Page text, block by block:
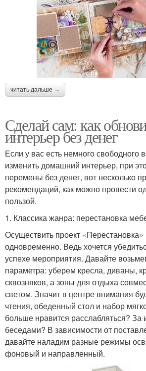
читать дальше →
Сделай сам: как
интерьер без денег
Если у вас есть немного свободного
изменить домашний интерьер, при
перемены без денег, вот несколько
рекомендаций, как можно провести
пользой.
1. Классика жанра: перестановка
Осуществить проект «Перестановка»
одновременно. Ведь хочется
успехе мероприятия. Давайте
параметра: уберем кресла, диваны,
сквозняков, а зоны для отдыха
светом. Значит в центре внимания
чтения, обеденный стол и набор
больше нравится расслабляться? За
беседами? В зависимости от
давайте наладим разные режимы
фоновый и направленный.